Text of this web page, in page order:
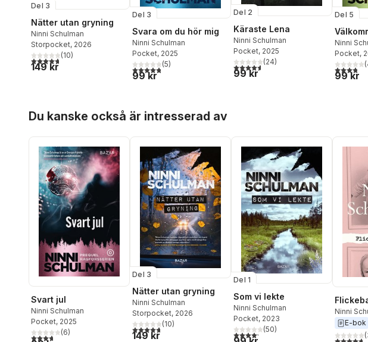
Del 3
Nätter utan gryning
Ninni Schulman
Storpocket, 2026
4,7utav 5 stjärnor. Totalt antal röster:
(10)
149 kr
Del 3
Svara om du hör mig
Ninni Schulman
Pocket, 2025
4,8utav 5 stjärnor. Totalt antal röster:
(5)
99 kr
Del 2
Käraste Lena
Ninni Schulman
Pocket, 2025
4,6utav 5 stjärnor. Totalt antal röster:
(24)
99 kr
Del 5
Ninni
Pocket,
3,8utav (
99 kr
Du kanske också är intresserad av
Svart jul
Ninni Schulman
Pocket, 2025
3,7utav 5 stjärnor. Totalt antal röster:
(6)
Del 3
Nätter utan gryning
Ninni Schulman
Storpocket, 2026
4,7utav 5 stjärnor. Totalt antal röster:
(10)
149 kr
Del 1
Som vi lekte
Ninni Schulman
Pocket, 2023
4,2utav 5 stjärnor. Totalt antal röster:
(50)
Ninni
E-bok
4,7utav (